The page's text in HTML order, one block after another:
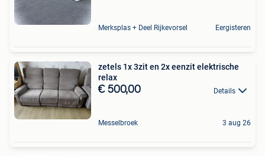
Merksplas + Deel Rijkevorsel Eergisteren
zetels 1x 3zit en 2x eenzit elektrische
relax
€ 500,00 Details
Messelbroek 3 aug 26